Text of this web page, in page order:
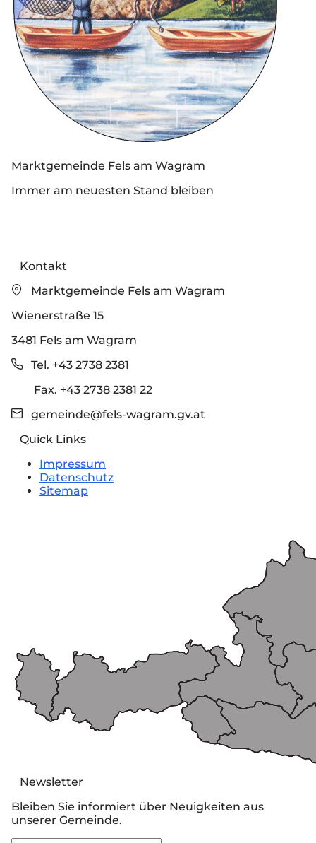
Marktgemeinde Fels am Wagram
Immer am neuesten Stand bleiben
Kontakt
Marktgemeinde Fels am Wagram
Wienerstraße 15
3481 Fels am Wagram
Tel. +43 2738 2381
Fax. +43 2738 2381 22
gemeinde@fels-wagram.gv.at
Quick Links
Impressum
Datenschutz
Sitemap
Newsletter
Bleiben Sie informiert über Neuigkeiten aus
unserer Gemeinde.